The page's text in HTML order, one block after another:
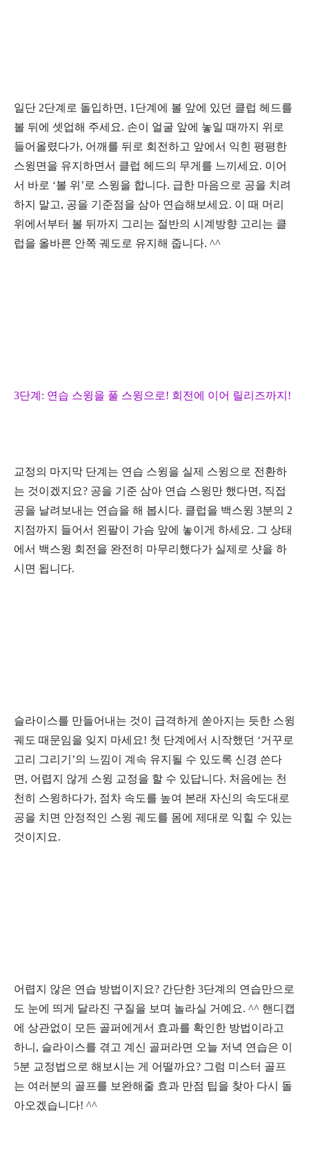
일단 2단계로 돌입하면 , 1 단계에 볼 앞에 있던 클럽 헤드를
볼 뒤에 셋업해 주세요. 손이 얼굴 앞에 놓일 때까지 위로
들어올렸다가, 어깨를 뒤로 회전하고 앞에서 익힌 평평한
스윙면을 유지하면서 클럽 헤드의 무게를 느끼세요. 이어
서 바로 ‘볼 위 ’ 로 스윙을 합니다. 급한 마음으로 공을 치려
하지 말고, 공을 기준점을 삼아 연습해보세요. 이 때 머리
위에서부터 볼 뒤까지 그리는 절반의 시계방향 고리는 클
럽을 올바른 안쪽 궤도로 유지해 줍니다. ^^
3단계 : 연습 스윙을 풀 스윙으로! 회전에 이어 릴리즈까지 !
교정의 마지막 단계는 연습 스윙을 실제 스윙으로 전환하
는 것이겠지요? 공을 기준 삼아 연습 스윙만 했다면 , 직접
공을 날려보내는 연습을 해 봅시다. 클럽을 백스윙 3분의 2
지점까지 들어서 왼팔이 가슴 앞에 놓이게 하세요. 그 상태
에서 백스윙 회전을 완전히 마무리했다가 실제로 샷을 하
시면 됩니다.
슬라이스를 만들어내는 것이 급격하게 쏟아지는 듯한 스윙
궤도 때문임을 잊지 마세요! 첫 단계에서 시작했던 ‘거꾸로
고리 그리기 ’의 느낌이 계속 유지될 수 있도록 신경 쓴다
면 , 어렵지 않게 스윙 교정을 할 수 있답니다. 처음에는 천
천히 스윙하다가, 점차 속도를 높여 본래 자신의 속도대로
공을 치면 안정적인 스윙 궤도를 몸에 제대로 익힐 수 있는
것이지요.
어렵지 않은 연습 방법이지요? 간단한 3단계의 연습만으로
도 눈에 띄게 달라진 구질을 보며 놀라실 거예요. ^^ 핸디캡
에 상관없이 모든 골퍼에게서 효과를 확인한 방법이라고
하니 , 슬라이스를 겪고 계신 골퍼라면 오늘 저녁 연습은 이
5분 교정법으로 해보시는 게 어떨까요? 그럼 미스터 골프
는 여러분의 골프를 보완해줄 효과 만점 팁을 찾아 다시 돌
아오겠습니다! ^^